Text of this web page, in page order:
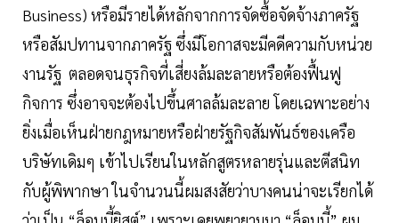
Business) หรือมีรายได้หลักจากการจัดซื้อจัดจ้างภาครัฐ
หรือสัมปทานจากภาครัฐ ซึ่งมีโอกาสจะมีคดีความกับหน่วย
งานรัฐ ตลอดจนธุรกิจที่เสี่ยงล้มละลายหรือต้องฟื้นฟู
กิจการ ซึ่งอาจจะต้องไปขึ้นศาลล้มละลาย โดยเฉพาะอย่าง
ยิ่งเมื่อเห็นฝ่ายกฎหมายหรือฝ่ายรัฐกิจสัมพันธ์ของเครือ
บริษัทเดิมๆ เข้าไปเรียนในหลักสูตรหลายรุ่นและตีสนิท
กับผู้พิพากษา ในจำนวนนี้ผมสงสัยว่าบางคนน่าจะเรียกได้